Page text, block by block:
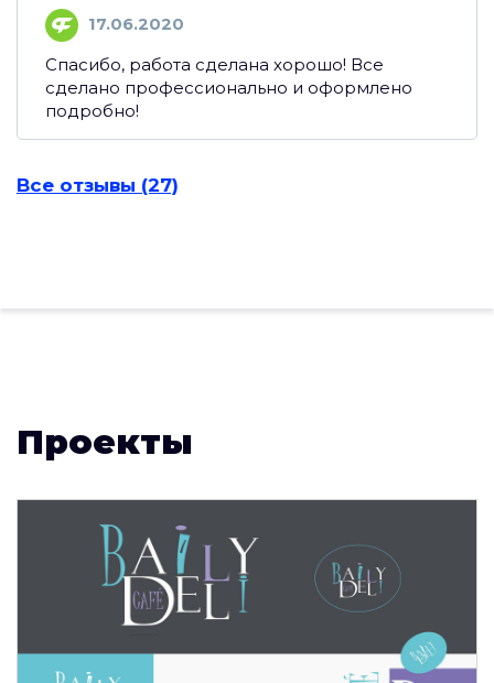
17.06.2020
Спасибо, работа сделана хорошо! Все
сделано профессионально и оформлено
подробно!
Все отзывы (27)
Проекты